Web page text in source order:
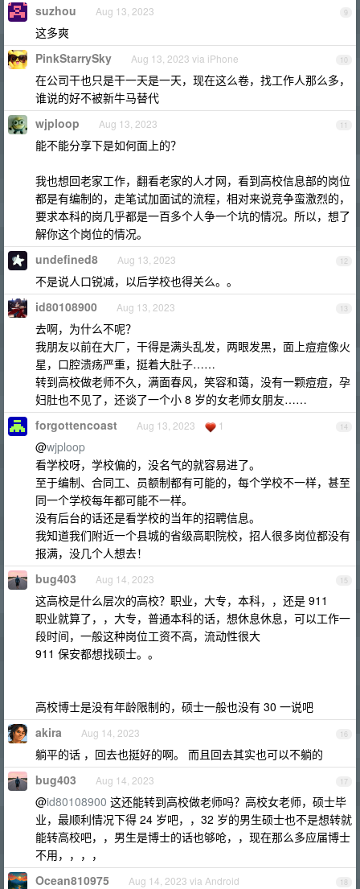
9
suzhou Aug 13, 2023
这多爽
10
PinkStarrySky Aug 13, 2023 via iPhone
在公司干也只是干一天是一天，现在这么卷，找工作人那么多，
谁说的好不被新牛马替代
11
wjploop Aug 13, 2023
能不能分享下是如何面上的？
我也想回老家工作，翻看老家的人才网，看到高校信息部的岗位
都是有编制的，走笔试加面试的流程，相对来说竞争蛮激烈的，
要求本科的岗几乎都是一百多个人争一个坑的情况。所以，想了
解你这个岗位的情况。
12
undefined8 Aug 13, 2023
不是说人口锐减，以后学校也得关么。。
13
id80108900 Aug 13, 2023
去啊，为什么不呢？
我朋友以前在大厂，干得是满头乱发，两眼发黑，面上痘痘像火
星，口腔溃疡严重，挺着大肚子……
转到高校做老师不久，满面春风，笑容和蔼，没有一颗痘痘，孕
妇肚也不见了，还谈了一个小 8 岁的女老师女朋友……
14
forgottencoast Aug 13, 2023 1
@wjploop
看学校呀，学校偏的，没名气的就容易进了。
至于编制、合同工、员额制都有可能的，每个学校不一样，甚至
同一个学校每年都可能不一样。
没有后台的话还是看学校的当年的招聘信息。
我知道我们附近一个县城的省级高职院校，招人很多岗位都没有
报满，没几个人想去！
15
bug403 Aug 14, 2023
这高校是什么层次的高校？职业，大专，本科，，还是 911
职业就算了，，大专，普通本科的话，想休息休息，可以工作一
段时间，一般这种岗位工资不高，流动性很大
911 保安都想找硕士。。
高校博士是没有年龄限制的，硕士一般也没有 30 一说吧
16
akira Aug 14, 2023
躺平的话 ，回去也挺好的啊。 而且回去其实也可以不躺的
17
bug403 Aug 14, 2023
@id80108900 这还能转到高校做老师吗？高校女老师，硕士毕
业，最顺利情况下得 24 岁吧，，32 岁的男生硕士也不是想转就
能转高校吧，，男生是博士的话也够呛，，现在那么多应届博士
不用，，，，
18
Ocean810975 Aug 14, 2023 via Android